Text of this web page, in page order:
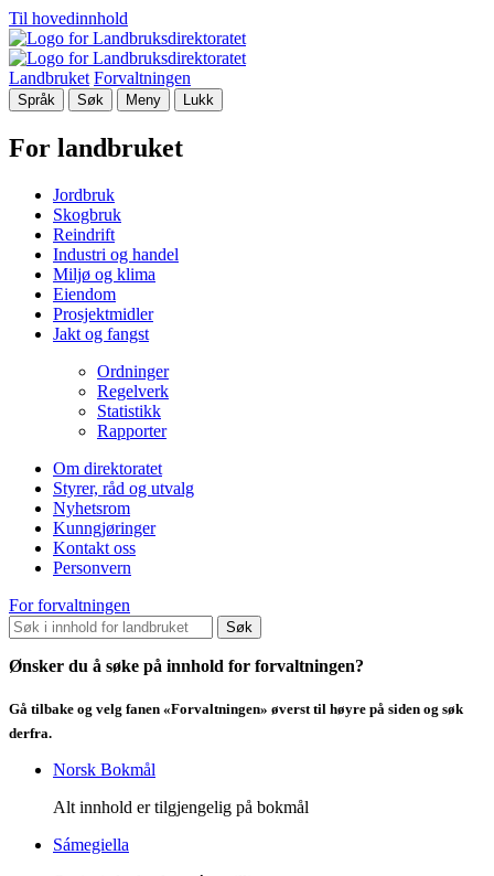
Til hovedinnhold
Landbruket Forvaltningen
Språk Søk Meny Lukk
For landbruket
Jordbruk
Skogbruk
Reindrift
Industri og handel
Miljø og klima
Eiendom
Prosjektmidler
Jakt og fangst
Ordninger
Regelverk
Statistikk
Rapporter
Om direktoratet
Styrer, råd og utvalg
Nyhetsrom
Kunngjøringer
Kontakt oss
Personvern
For forvaltningen
Søk
Ønsker du å søke på innhold for forvaltningen?
Gå tilbake og velg fanen «Forvaltningen» øverst til høyre på siden og søk
derfra.
Norsk Bokmål
Alt innhold er tilgjengelig på bokmål
Sámegiella